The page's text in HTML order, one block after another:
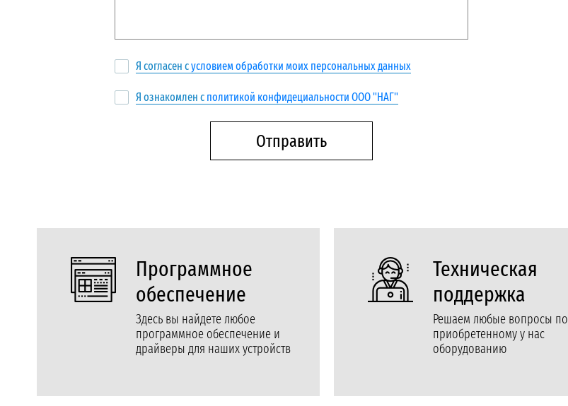
Я согласен сусловием обработки моих персональных данных
Я ознакомлен с политикой конфидециальности ООО "НАГ"
Отправить
Программное
обеспечение
Здесь вы найдете любое
программное обеспечение и
драйверы для наших устройств
Техническая
поддержка
Решаем любые вопросы по
приобретенному у нас
оборудованию